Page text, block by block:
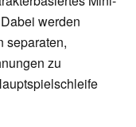
Dabei werden
separaten,
zu